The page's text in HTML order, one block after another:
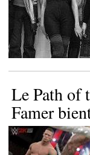
Le Path of
Famer